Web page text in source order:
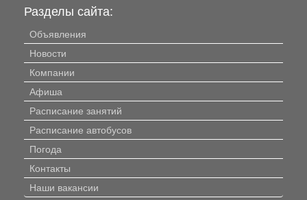
Разделы сайта:
Объявления
Новости
Компании
Афиша
Расписание занятий
Расписание автобусов
Погода
Контакты
Наши вакансии